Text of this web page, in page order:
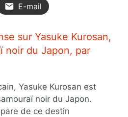
E-mail
sur Yasuke Kurosan,
noir du Japon, par
Yasuke Kurosan est
noir du Japon.
de ce destin